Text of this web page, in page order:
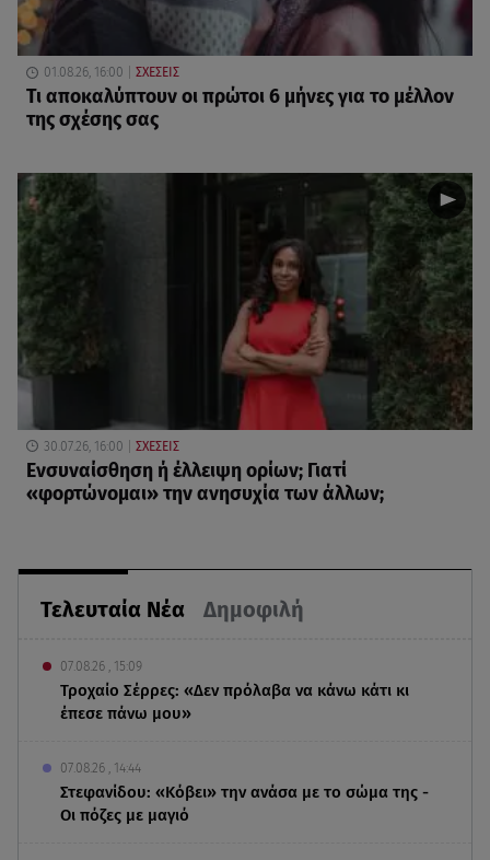
Τελευταία Νέα Δημοφιλή
07.08.26 , 15:09
Τροχαίο Σέρρες: «Δεν πρόλαβα να κάνω κάτι κι
έπεσε πάνω μου»
07.08.26 , 14:44
Στεφανίδου: «Κόβει» την ανάσα με το σώμα της -
Οι πόζες με μαγιό
01.08.26, 16:00 ΣΧΕΣΕΙΣ
Τι αποκαλύπτουν οι πρώτοι 6 μήνες για το μέλλον
της σχέσης σας
30.07.26, 16:00 ΣΧΕΣΕΙΣ
Eνσυναίσθηση ή έλλειψη ορίων; Γιατί
«φορτώνομαι» την ανησυχία των άλλων;